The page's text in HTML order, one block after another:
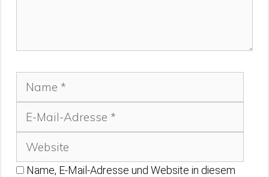
Name, E-Mail-Adresse und Website in diesem